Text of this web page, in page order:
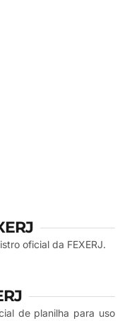
oficial da FEXERJ.
de planilha para uso